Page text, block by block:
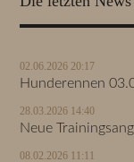
02.06.2026 20:17
Hunderennen
28.03.2026 14:40
Neue
08.02.2026 11:11